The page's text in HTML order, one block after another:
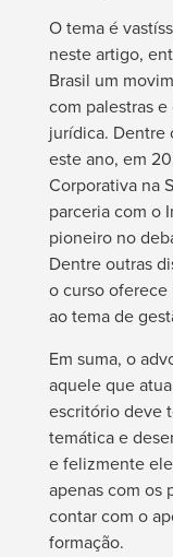
O tema é
neste artigo,
Brasil um
com palestras
jurídica. Dentre
este ano, em
Corporativa na
parceria com o
pioneiro no
Dentre outras
o curso
ao tema de
Em suma, o
aquele que
escritório deve
temática e
e felizmente
apenas com os
contar com o
formação.